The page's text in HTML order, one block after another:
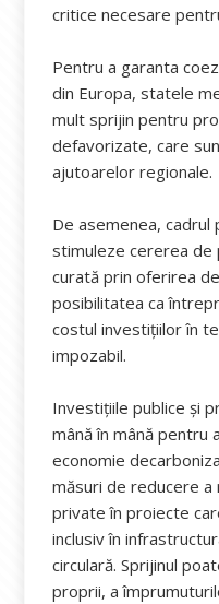
critice necesare
Pentru a garanta
din Europa, statele
mult sprijin pentru
defavorizate, care
ajutoarelor regionale.
De asemenea,
stimuleze cererea
curată prin oferirea
posibilitatea ca
costul investițiilor în
impozabil.
Investițiile publice și
mână în mână pentru
economie
măsuri de reducere
private în proiecte
inclusiv în
circulară. Sprijinul
proprii, a